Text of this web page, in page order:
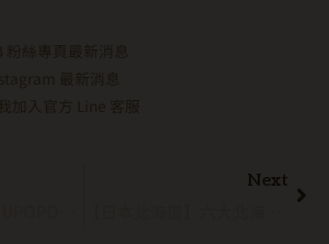
粉絲專頁最新消息
最新消息
加入官方 Line 客服
Next